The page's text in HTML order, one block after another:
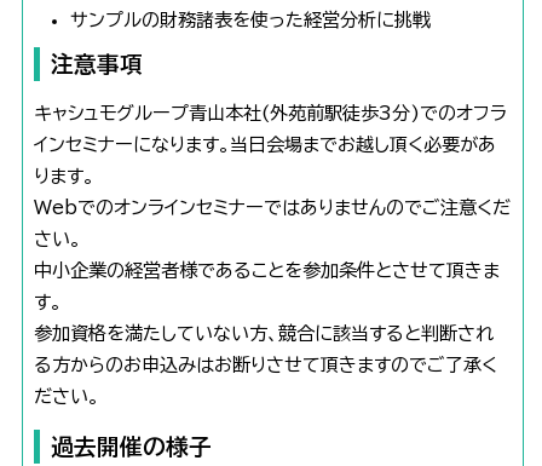
サンプルの財務諸表を使った経営分析に挑戦
注意事項
キャシュモグループ青山本社(外苑前駅徒歩3分)でのオフラ
インセミナーになります。当日会場までお越し頂く必要があ
ります。
Webでのオンラインセミナーではありませんのでご注意くだ
さい。
中小企業の経営者様であることを参加条件とさせて頂きま
す。
参加資格を満たしていない方、競合に該当すると判断され
る方からのお申込みはお断りさせて頂きますのでご了承く
ださい。
過去開催の様子